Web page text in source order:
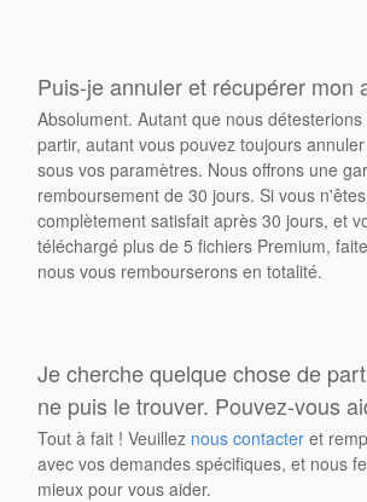
Puis-je annuler et récupérer mon
Absolument. Autant que nous
partir, autant vous pouvez toujours
sous vos paramètres. Nous offrons une
remboursement de 30 jours. Si vous
complètement satisfait après 30 jours, et
téléchargé plus de 5 fichiers Premium,
nous vous rembourserons en totalité.
Je cherche quelque chose de
ne puis le trouver. Pouvez-vous
Tout à fait ! Veuillez nous contacter et
avec vos demandes spécifiques, et nous
mieux pour vous aider.